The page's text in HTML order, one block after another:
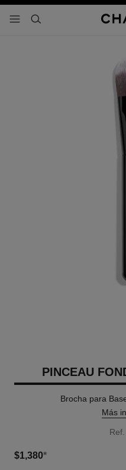
- navegación principal
buscar
PINCEAU
Brocha para
Más
$1,380*